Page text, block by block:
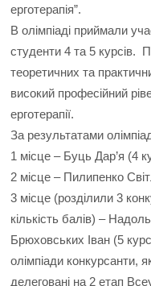
ерготерапія”.
В олімпіаді приймали
студенти 4 та 5 курсів.
теоретичних та
високий професійний
ерготерапії.
За результатами
1 місце – Буць Дар’я (4
2 місце – Пилипенко
3 місце (розділили 3
кількість балів) –
Брюховських Іван (5
олімпіади конкурсанти,
делеговані на 2 етап